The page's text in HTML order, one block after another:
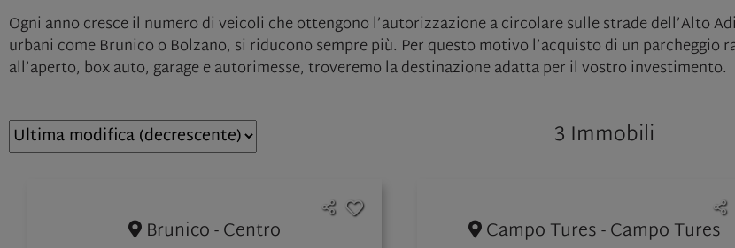
Ogni anno cresce il numero di veicoli che ottengono l’autorizzazione a circolare sulle strade dell’Alto
urbani come Brunico o Bolzano, si riducono sempre più. Per questo motivo l’acquisto di un
all’aperto, box auto, garage e autorimesse, troveremo la destinazione adatta per il vostro investimento.
3 Immobili
Brunico - Centro Campo Tures - Campo Tures